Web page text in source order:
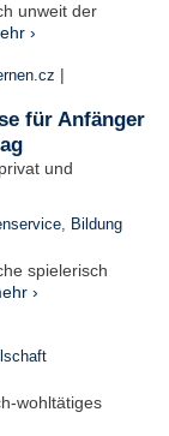
unweit der
›
|
für Anfänger
und
, Bildung
spielerisch
›
wohltätiges